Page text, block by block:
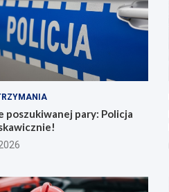
poszukiwanej pary: Policja